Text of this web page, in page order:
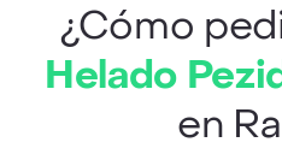
¿Cómo
Helado
en